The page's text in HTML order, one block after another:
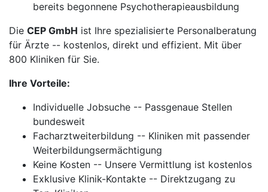
bereits begonnene Psychotherapieausbildung
Die CEP GmbH ist Ihre spezialisierte Personalberatung
für Ärzte -- kostenlos, direkt und effizient. Mit über
800 Kliniken für Sie.
Ihre Vorteile:
Individuelle Jobsuche -- Passgenaue Stellen
bundesweit
Facharztweiterbildung -- Kliniken mit passender
Weiterbildungsermächtigung
Keine Kosten -- Unsere Vermittlung ist kostenlos
Exklusive Klinik-Kontakte -- Direktzugang zu